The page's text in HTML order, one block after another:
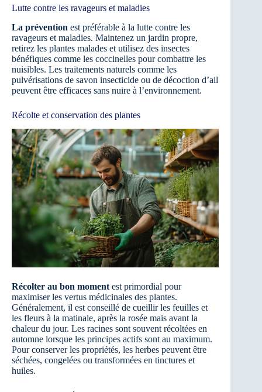
Lutte contre les ravageurs et maladies
La prévention est préférable à la lutte contre les
ravageurs et maladies. Maintenez un jardin propre,
retirez les plantes malades et utilisez des insectes
bénéfiques comme les coccinelles pour combattre les
nuisibles. Les traitements naturels comme les
pulvérisations de savon insecticide ou de décoction d’ail
peuvent être efficaces sans nuire à l’environnement.
Récolte et conservation des plantes
Récolter au bon moment est primordial pour
maximiser les vertus médicinales des plantes.
Généralement, il est conseillé de cueillir les feuilles et
les fleurs à la matinale, après la rosée mais avant la
chaleur du jour. Les racines sont souvent récoltées en
automne lorsque les principes actifs sont au maximum.
Pour conserver les propriétés, les herbes peuvent être
séchées, congelées ou transformées en tinctures et
huiles.